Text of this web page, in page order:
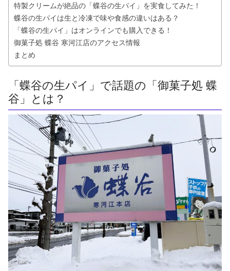
特製クリームが絶品の「蝶谷の生パイ」を実食してみた！
蝶谷の生パイは生と冷凍で味や食感の違いはある？
「蝶谷の生パイ」はオンラインでも購入できる！
御菓子処 蝶谷 寒河江店のアクセス情報
まとめ
「蝶谷の生パイ」で話題の「御菓子処 蝶
谷」とは？